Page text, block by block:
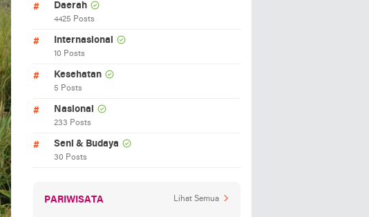
Daerah
4425 Posts
Internasional
10 Posts
Kesehatan
5 Posts
Nasional
233 Posts
Seni & Budaya
30 Posts
PARIWISATA Lihat Semua